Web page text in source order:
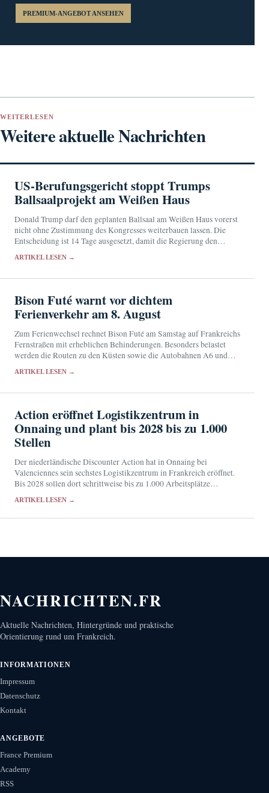
PREMIUM-ANGEBOT ANSEHEN
WEITERLESEN
Weitere aktuelle Nachrichten
US-Berufungsgericht stoppt Trumps
Ballsaalprojekt am Weißen Haus
Donald Trump darf den geplanten Ballsaal am Weißen Haus vorerst
nicht ohne Zustimmung des Kongresses weiterbauen lassen. Die
Entscheidung ist 14 Tage ausgesetzt, damit die Regierung den
ARTIKEL LESEN →
Bison Futé warnt vor dichtem
Ferienverkehr am 8. August
Zum Ferienwechsel rechnet Bison Futé am Samstag auf Frankreichs
Fernstraßen mit erheblichen Behinderungen. Besonders belastet
werden die Routen zu den Küsten sowie die Autobahnen A6 und
ARTIKEL LESEN →
Action eröffnet Logistikzentrum in
Onnaing und plant bis 2028 bis zu 1.000
Stellen
Der niederländische Discounter Action hat in Onnaing bei
Valenciennes sein sechstes Logistikzentrum in Frankreich eröffnet.
Bis 2028 sollen dort schrittweise bis zu 1.000 Arbeitsplätze
ARTIKEL LESEN →
NACHRICHTEN.FR
Aktuelle Nachrichten, Hintergründe und praktische
Orientierung rund um Frankreich.
INFORMATIONEN
Impressum
Datenschutz
Kontakt
ANGEBOTE
France Premium
Academy
RSS